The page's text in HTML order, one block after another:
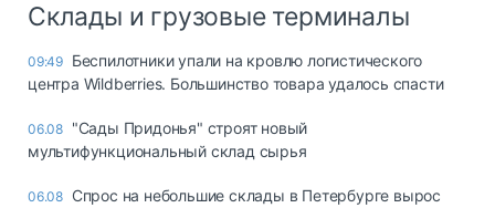
Склады и грузовые терминалы
09:49 Беспилотники упали на кровлю логистического
центра Wildberries. Большинство товара удалось спасти
06.08 "Сады Придонья" строят новый
мультифункциональный склад сырья
06.08 Спрос на небольшие склады в Петербурге вырос